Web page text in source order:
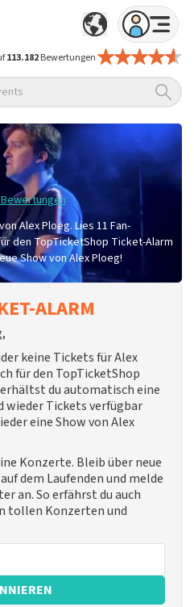
113.182Bewertungen
Alex Ploeg. Lies 11 Fan-
den TopTicketShop Ticket-Alarm
Show von Alex Ploeg!
ALARM
keine Tickets für Alex
für den TopTicketShop
erhältst du automatisch eine
wieder Tickets verfügbar
eine Show von Alex
Konzerte. Bleib über neue
dem Laufenden und melde
an. So erfährst du auch
tollen Konzerten und